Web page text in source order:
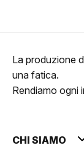
La produzione
una fatica.
Rendiamo ogni
CHI SIAMO